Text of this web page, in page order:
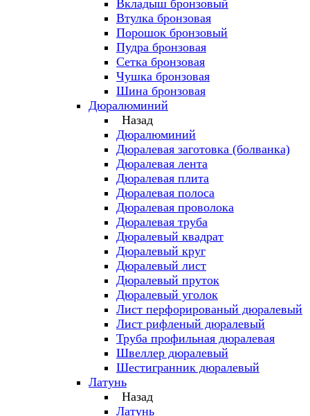
Вкладыш бронзовый
Втулка бронзовая
Порошок бронзовый
Пудра бронзовая
Сетка бронзовая
Чушка бронзовая
Шина бронзовая
Дюралюминий
Назад
Дюралюминий
Дюралевая заготовка (болванка)
Дюралевая лента
Дюралевая плита
Дюралевая полоса
Дюралевая проволока
Дюралевая труба
Дюралевый квадрат
Дюралевый круг
Дюралевый лист
Дюралевый пруток
Дюралевый уголок
Лист перфорированый дюралевый
Лист рифленый дюралевый
Труба профильная дюралевая
Швеллер дюралевый
Шестигранник дюралевый
Латунь
Назад
Латунь